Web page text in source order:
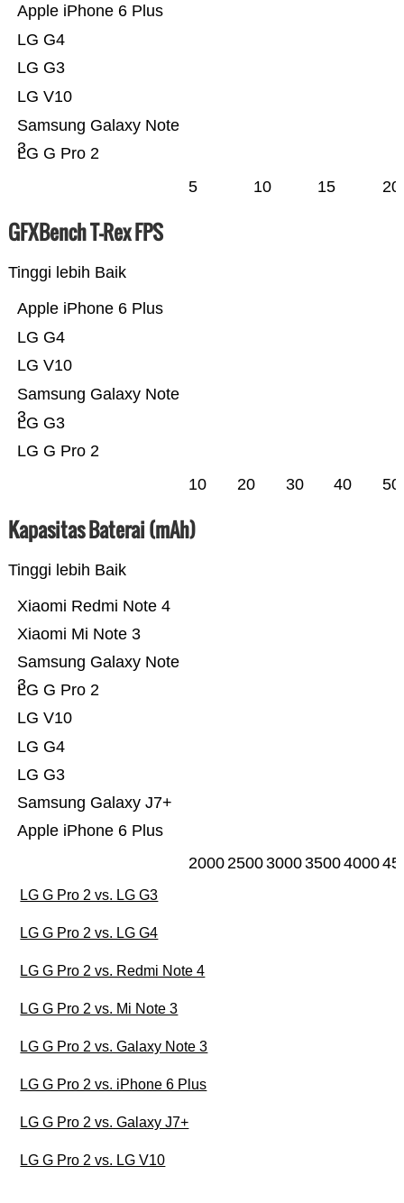
LG G Pro 2
Samsung Galaxy Note
3
LG V10
LG G3
LG G4
Apple iPhone 6 Plus
5 10 15 20
GFXBench T-Rex FPS
Tinggi lebih Baik
LG G Pro 2
LG G3
Samsung Galaxy Note
3
LG V10
LG G4
Apple iPhone 6 Plus
10 20 30 40 50
Kapasitas Baterai (mAh)
Tinggi lebih Baik
Apple iPhone 6 Plus
Samsung Galaxy J7+
LG G3
LG G4
LG V10
LG G Pro 2
Samsung Galaxy Note
3
Xiaomi Mi Note 3
Xiaomi Redmi Note 4
20002500300035004000
LG G Pro 2 vs. LG G3
LG G Pro 2 vs. LG G4
LG G Pro 2 vs. Redmi Note 4
LG G Pro 2 vs. Mi Note 3
LG G Pro 2 vs. Galaxy Note 3
LG G Pro 2 vs. iPhone 6 Plus
LG G Pro 2 vs. Galaxy J7+
LG G Pro 2 vs. LG V10